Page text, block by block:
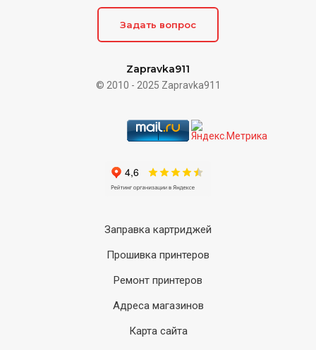
Zapravka911
© 2010 - 2025 Zapravka911
Задать вопрос
Заправка картриджей
Прошивка принтеров
Ремонт принтеров
Адреса магазинов
Карта сайта